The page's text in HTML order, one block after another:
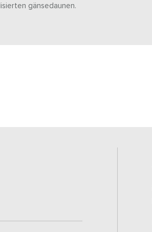
gänsedaunen.